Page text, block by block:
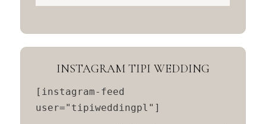
INSTAGRAM TIPI WEDDING
[instagram-feed
user="tipiweddingpl"]